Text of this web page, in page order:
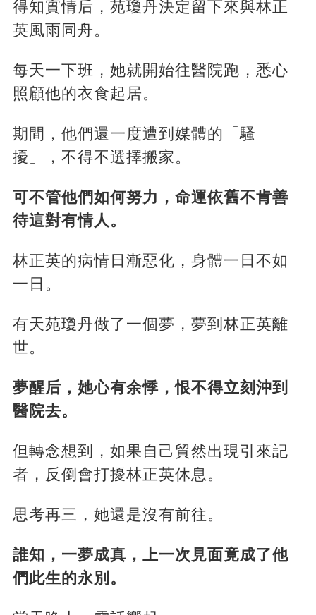
得知實情后，苑瓊丹決定留下來與林正
英風雨同舟。
每天一下班，她就開始往醫院跑，悉心
照顧他的衣食起居。
期間，他們還一度遭到媒體的「騷
擾」，不得不選擇搬家。
可不管他們如何努力，命運依舊不肯善
待這對有情人。
林正英的病情日漸惡化，身體一日不如
一日。
有天苑瓊丹做了一個夢，夢到林正英離
世。
夢醒后，她心有余悸，恨不得立刻沖到
醫院去。
但轉念想到，如果自己貿然出現引來記
者，反倒會打擾林正英休息。
思考再三，她還是沒有前往。
誰知，一夢成真，上一次見面竟成了他
們此生的永別。